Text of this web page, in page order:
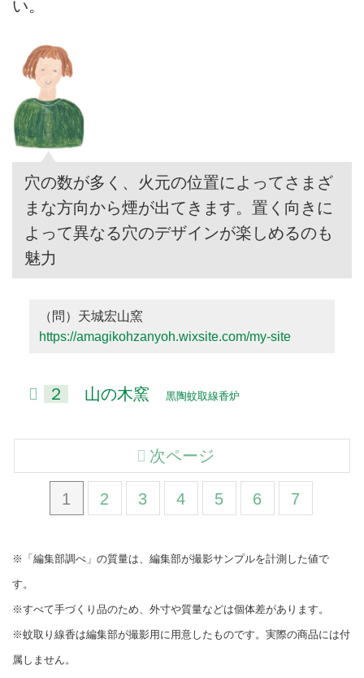
い。
穴の数が多く、火元の位置によってさまざ
まな方向から煙が出てきます。置く向きに
よって異なる穴のデザインが楽しめるのも
魅力
（問）天城宏山窯
https://amagikohzanyoh.wixsite.com/my-site
２ 山の木窯 黒陶蚊取線香炉
1 2 3 4 5 6 7
次ページ
※「編集部調べ」の質量は、編集部が撮影サンプルを計測した値で
す。
※すべて手づくり品のため、外寸や質量などは個体差があります。
※蚊取り線香は編集部が撮影用に用意したものです。実際の商品には付
属しません。